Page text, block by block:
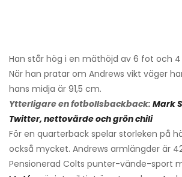
Han står hög i en mäthöjd av 6 fot och
När han pratar om Andrews vikt väger
hans midja är 91,5 cm.
Ytterligare en fotbollsbackback: Mark
Twitter, nettovärde och grön chili
För en quarterback spelar storleken på
också mycket. Andrews armlängder är
Pensionerad Colts punter-vände-sport